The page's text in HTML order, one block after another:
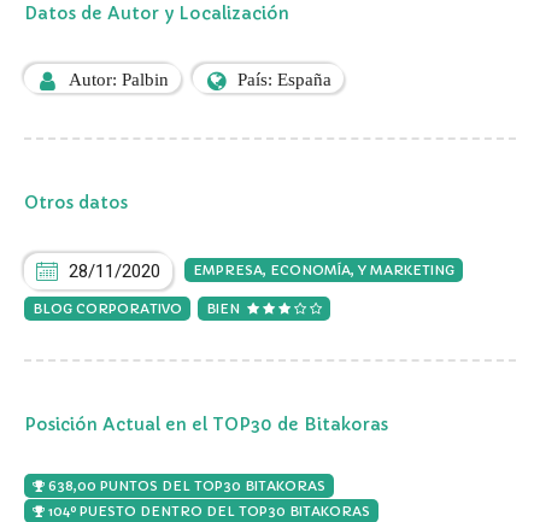
Datos de Autor y Localización
Autor: Palbin País: España
Otros datos
28/11/2020 EMPRESA, ECONOMÍA, Y MARKETING
BLOG CORPORATIVO BIEN
Posición Actual en el TOP30 de Bitakoras
638,00 PUNTOS DEL TOP30 BITAKORAS
104º PUESTO DENTRO DEL TOP30 BITAKORAS